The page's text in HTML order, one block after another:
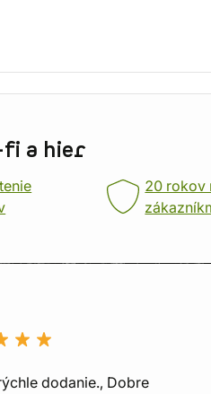
a hier
20 rokov
dodanie., Dobre